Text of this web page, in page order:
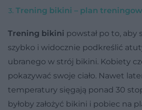
Trening bikini – plan
Trening bikini powstał po to, aby
szybko i widocznie podkreślić
ubranego w strój bikini. Kobiety
pokazywać swoje ciało. Nawet
temperatury sięgają ponad 30
byłoby założyć bikini i pobiec na